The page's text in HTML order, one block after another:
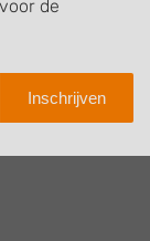
de
Inschrijven